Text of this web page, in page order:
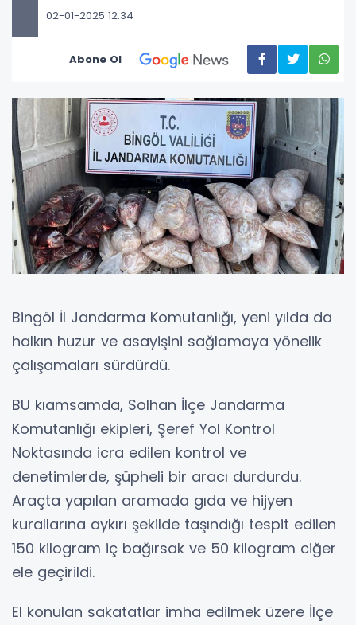
02-01-2025 12:34
Abone Ol
Bingöl İl Jandarma Komutanlığı, yeni yılda da
halkın huzur ve asayişini sağlamaya yönelik
çalışamaları sürdürdü.
BU kıamsamda, Solhan İlçe Jandarma
Komutanlığı ekipleri, Şeref Yol Kontrol
Noktasında icra edilen kontrol ve
denetimlerde, şüpheli bir aracı durdurdu.
Araçta yapılan aramada gıda ve hijyen
kurallarına aykırı şekilde taşındığı tespit edilen
150 kilogram iç bağırsak ve 50 kilogram ciğer
ele geçirildi.
El konulan sakatatlar imha edilmek üzere İlçe